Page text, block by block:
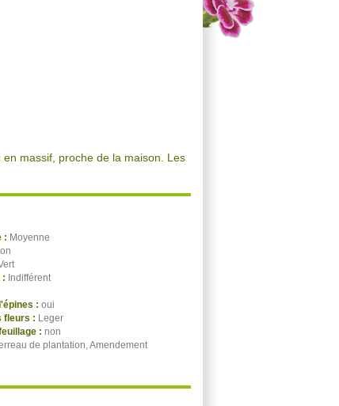
massif, proche de la maison. Les
: Moyenne
: Indifférent
: oui
fleurs : Leger
: non
de plantation, Amendement